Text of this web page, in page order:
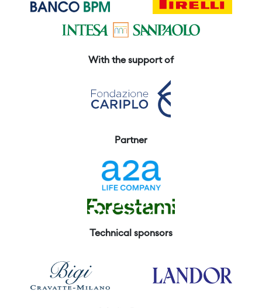
With the support of
Partner
Technical sponsors